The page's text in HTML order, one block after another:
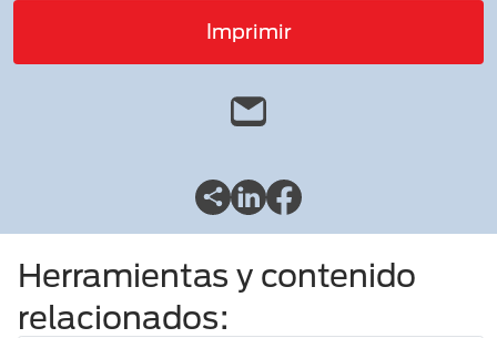
Imprimir
Herramientas y contenido
relacionados: